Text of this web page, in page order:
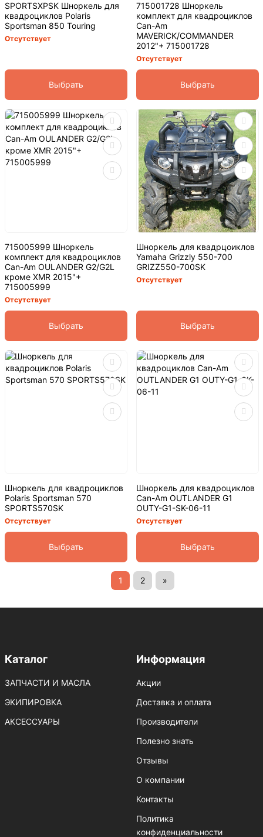
SPORTSXPSK Шноркель для
квадроциклов Polaris
Sportsman 850 Touring
Отсутствует
Выбрать
715001728 Шноркель
комплект для квадроциклов
Can-Am
MAVERICK/COMMANDER
2012"+ 715001728
Отсутствует
Выбрать
715005999 Шноркель
комплект для квадроциклов
Can-Am OULANDER G2/G2L
кроме XMR 2015"+
715005999
Отсутствует
Выбрать
Шноркель для квадрцоиклов
Yamaha Grizzly 550-700
GRIZZ550-700SK
Отсутствует
Выбрать
Шноркель для квадроциклов
Polaris Sportsman 570
SPORTS570SK
Отсутствует
Выбрать
Шноркель для квадроциклов
Can-Am OUTLANDER G1
OUTY-G1-SK-06-11
Отсутствует
Выбрать
1 2 »
Каталог
ЗАПЧАСТИ И МАСЛА
ЭКИПИРОВКА
АКСЕССУАРЫ
Информация
Акции
Доставка и оплата
Производители
Полезно знать
Отзывы
О компании
Контакты
Политика
конфиденциальности